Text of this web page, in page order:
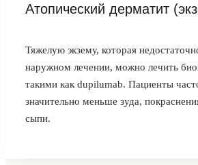
Атопический дерматит
Тяжелую экзему, которая
наружном лечении, можно лечить
такими как dupilumab. Пациенты
значительно меньше зуда,
сыпи.